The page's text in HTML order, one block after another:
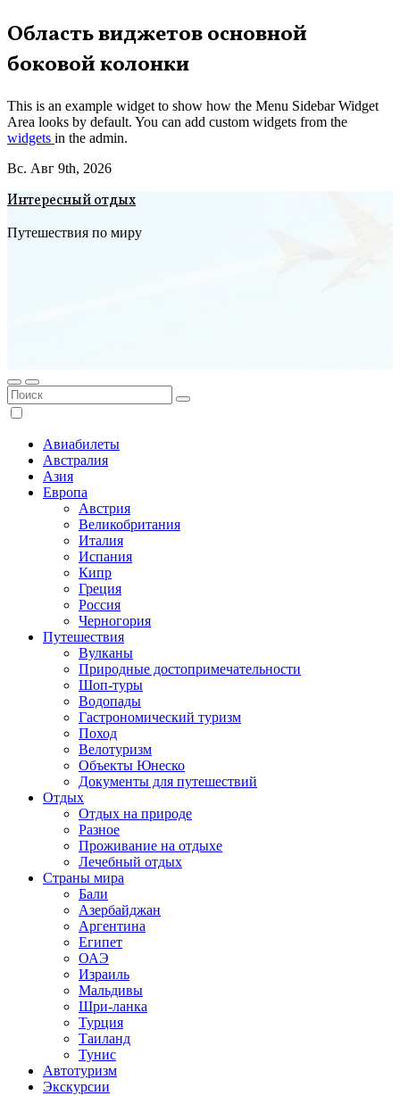
Перейти
к
содержимому
Область виджетов основной
боковой колонки
This is an example widget to show how the Menu Sidebar Widget
Area looks by default. You can add custom widgets from the
widgets in the admin.
Вс. Авг 9th, 2026
Интересный отдых
Путешествия по миру
Авиабилеты
Австралия
Азия
Европа
Австрия
Великобритания
Италия
Испания
Кипр
Греция
Россия
Черногория
Путешествия
Вулканы
Природные достопримечательности
Шоп-туры
Водопады
Гастрономический туризм
Поход
Велотуризм
Объекты Юнеско
Документы для путешествий
Отдых
Отдых на природе
Разное
Проживание на отдыхе
Лечебный отдых
Страны мира
Бали
Азербайджан
Аргентина
Египет
ОАЭ
Израиль
Мальдивы
Шри-ланка
Турция
Таиланд
Тунис
Автотуризм
Экскурсии